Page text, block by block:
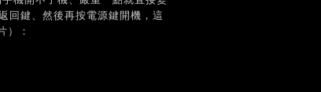
回鍵、然後再按電源鍵開機，這
）：